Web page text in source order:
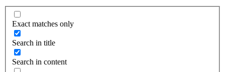
Exact matches only
Search in title
Search in content